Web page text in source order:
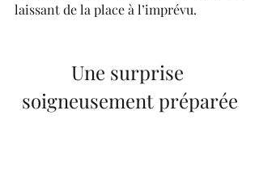
laissant de la place à l’imprévu.
Une surprise
soigneusement préparée